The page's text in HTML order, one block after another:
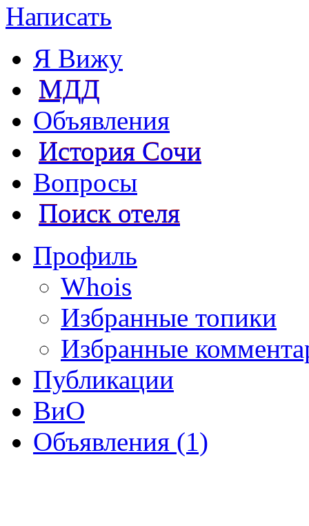
Написать
Я Вижу
МДД
Объявления
История Сочи
Вопросы
Поиск отеля
Профиль
Whois
Избранные топики
Избранные
Публикации
ВиО
Объявления (1)